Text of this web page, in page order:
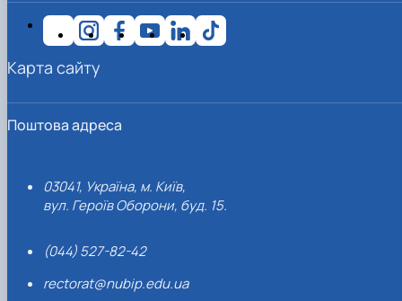
Поштова адреса
03041, Україна, м. Київ,
вул. Героїв Оборони, буд. 15.
(044) 527-82-42
rectorat@nubip.edu.ua
Карта сайту